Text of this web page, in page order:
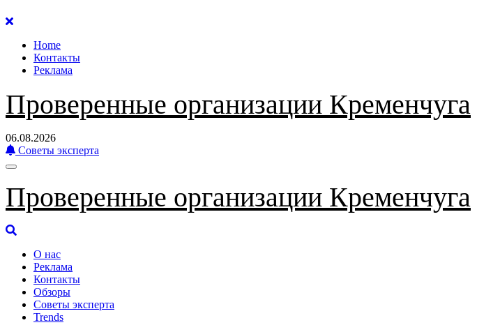
Перейти
содержанию
Home
Контакты
Реклама
Проверенные организации Кременчуга
06.08.2026
Советы эксперта
Проверенные организации Кременчуга
О нас
Реклама
Контакты
Обзоры
Советы эксперта
Trends